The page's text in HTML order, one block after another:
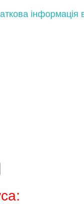
інформація